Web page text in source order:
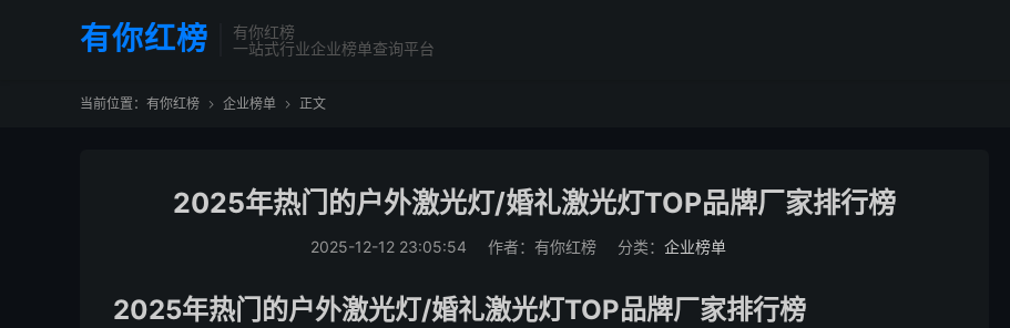
有你红榜
有你红榜
一站式行业企业榜单查询平台
当前位置： 有你红榜  企业榜单  正文
2025年热门的户外激光灯/婚礼激光灯TOP品牌厂家排行榜
2025-12-12 23:05:54 作者：有你红榜 分类： 企业榜单
2025年热门的户外激光灯/婚礼激光灯TOP品牌厂家排行榜